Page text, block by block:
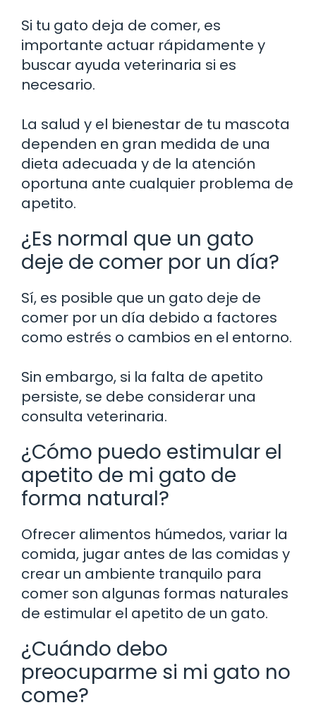
Si tu gato deja de comer, es
importante actuar rápidamente y
buscar ayuda veterinaria si es
necesario.
La salud y el bienestar de tu mascota
dependen en gran medida de una
dieta adecuada y de la atención
oportuna ante cualquier problema de
apetito.
¿Es normal que un gato
deje de comer por un día?
Sí, es posible que un gato deje de
comer por un día debido a factores
como estrés o cambios en el entorno.
Sin embargo, si la falta de apetito
persiste, se debe considerar una
consulta veterinaria.
¿Cómo puedo estimular el
apetito de mi gato de
forma natural?
Ofrecer alimentos húmedos, variar la
comida, jugar antes de las comidas y
crear un ambiente tranquilo para
comer son algunas formas naturales
de estimular el apetito de un gato.
¿Cuándo debo
preocuparme si mi gato no
come?